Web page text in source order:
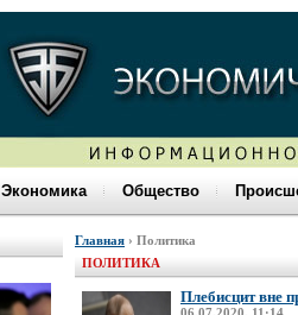
Экономика Общество
Главная › Политика
ПОЛИТИКА
Плебисцит вне